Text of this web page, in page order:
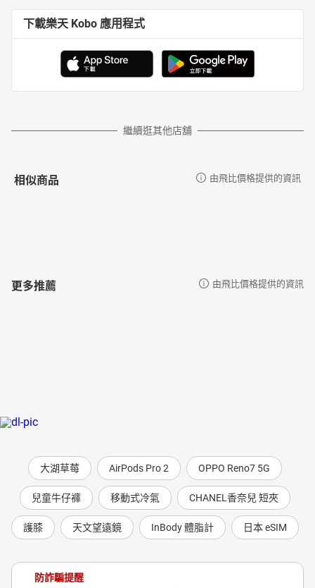
下載樂天 Kobo 應用程式
繼續逛其他店舖
相似商品 由飛比價格提供的資訊
更多推薦 由飛比價格提供的資訊
大湖草莓 AirPods Pro 2 OPPO Reno7 5G
兒童牛仔褲 移動式冷氣 CHANEL香奈兒 短夾
護膝 天文望遠鏡 InBody 體脂計 日本 eSIM
防詐騙提醒